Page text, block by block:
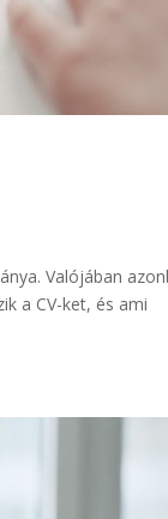
Valójában
a CV-ket, és ami